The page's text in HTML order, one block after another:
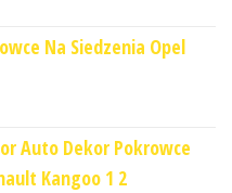
Na Siedzenia Opel
Auto Dekor Pokrowce
Kangoo 1 2